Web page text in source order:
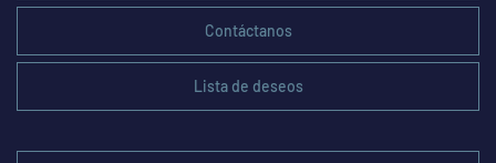
Contáctanos
Lista de deseos